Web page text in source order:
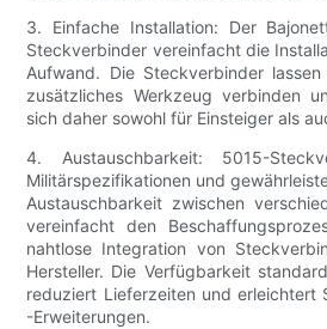
3. Einfache Installation: Der
Steckverbinder vereinfacht die
Aufwand. Die Steckverbinder
zusätzliches Werkzeug verbinden
sich daher sowohl für Einsteiger als
4. Austauschbarkeit: 5015-
Militärspezifikationen und
Austauschbarkeit zwischen
vereinfacht den
nahtlose Integration von
Hersteller. Die Verfügbarkeit
reduziert Lieferzeiten und erleichtert
-Erweiterungen.